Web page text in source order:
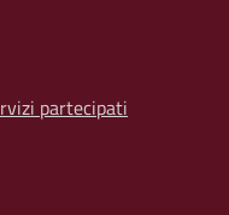
partecipati